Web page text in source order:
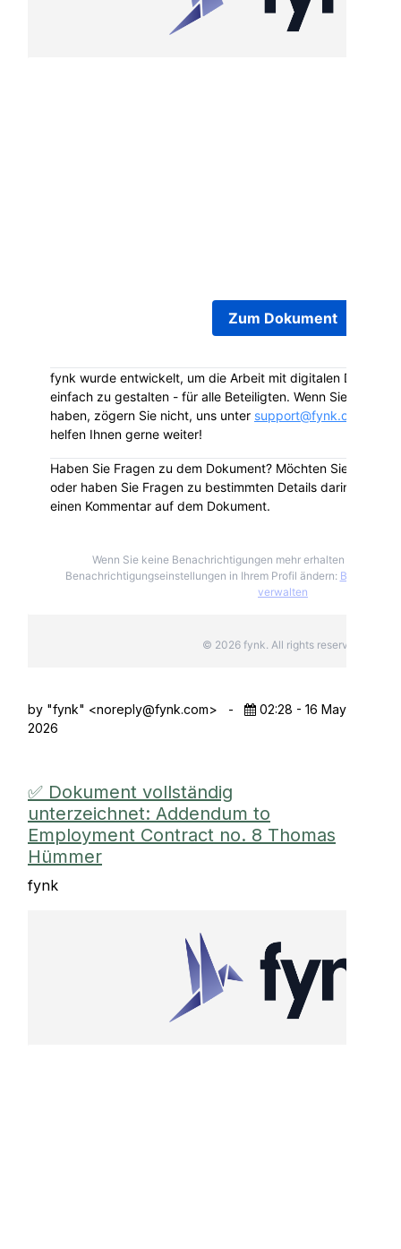
Zum Dokument
fynk wurde entwickelt, um die Arbeit mit digitalen
einfach zu gestalten - für alle Beteiligten. Wenn Sie Fragen
haben, zögern Sie nicht, uns unter support@fynk.com
helfen Ihnen gerne weiter!
Haben Sie Fragen zu dem Dokument? Möchten Sie das
oder haben Sie Fragen zu bestimmten Details darin?
einen Kommentar auf dem Dokument.
Wenn Sie keine Benachrichtigungen mehr erhalten möchten,
Benachrichtigungseinstellungen in Ihrem Profil ändern:
verwalten
© 2026 fynk. All rights reserved.
by "fynk" <noreply@fynk.com> -
02:28 - 16 May
2026
✅ Dokument vollständig
unterzeichnet: Addendum to
Employment Contract no. 8 Thomas
Hümmer
fynk